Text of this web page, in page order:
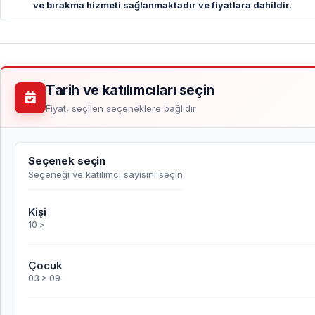
ve bırakma hizmeti sağlanmaktadır ve fiyatlara dahildir.
Tarih ve katılımcıları seçin
Fiyat, seçilen seçeneklere bağlıdır
Seçenek seçin
Seçeneği ve katılımcı sayısını seçin
Kişi
10 >
Çocuk
03 > 09